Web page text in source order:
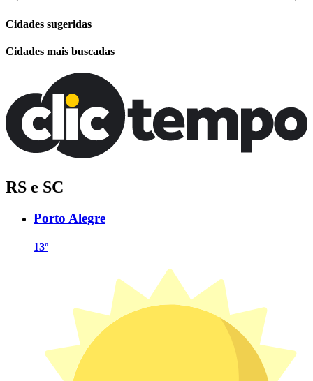
Cidades sugeridas
Cidades mais buscadas
RS e SC
Porto Alegre
13º